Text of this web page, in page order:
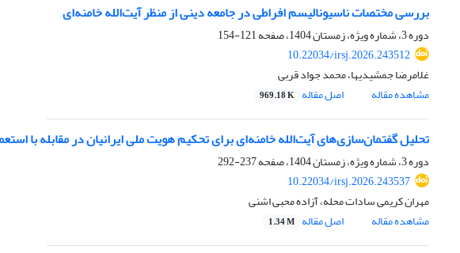
بررسی مختصات ناسیونالیسم افراطی در جامعه دینی از منظر آیت‌الله خامنه‌ای
دوره 3، شماره ویژه، زمستان 1404، صفحه
121-154
10.22034/irsj.2026.243512
غلامرضا جمشیدیها، محمد جواد قربی
مشاهده مقاله
اصل مقاله 969.18 K
تحلیل گفتمان‌سازی‌‌های آیت‌الله خامنه‌ای برای تحکیم هویت ملی ایرانیان در مقابله با
دوره 3، شماره ویژه، زمستان 1404، صفحه
237-292
10.22034/irsj.2026.243537
مهران کریمی سادات محله، آزاده محبی اشنی
مشاهده مقاله
اصل مقاله 1.34 M